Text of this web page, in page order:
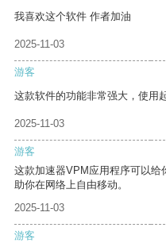
我喜欢这个软件 作者加油
2025-11-03
游客
这款软件的功能非常强大，使用
2025-11-03
游客
这款加速器VPM应用程序可以
助你在网络上自由移动。
2025-11-03
游客